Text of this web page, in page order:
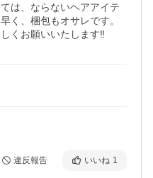
は、ならないヘアアイテ
く、梱包もオサレです。
くお願いいたします‼️
違反報告 いいね 1